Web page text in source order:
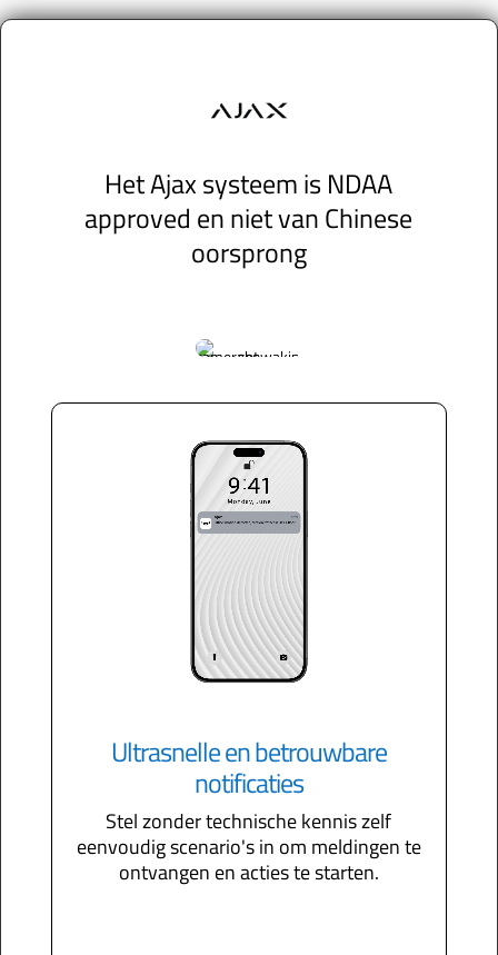
Het Ajax systeem is NDAA
approved en niet van Chinese
oorsprong
Ultrasnelle en betrouwbare
notificaties
Stel zonder technische kennis zelf
eenvoudig scenario's in om meldingen te
ontvangen en acties te starten.